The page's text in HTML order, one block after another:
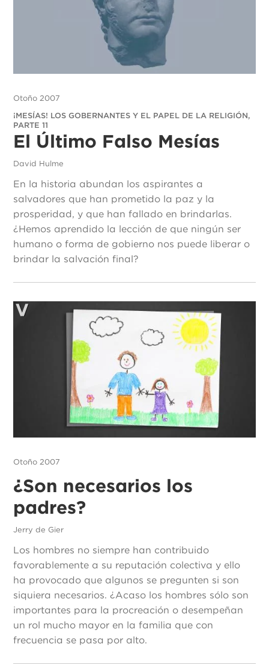
Otoño 2007
¡MESÍAS! LOS GOBERNANTES Y EL PAPEL DE LA RELIGIÓN,
PARTE 11
El Último Falso Mesías
David Hulme
En la historia abundan los aspirantes a
salvadores que han prometido la paz y la
prosperidad, y que han fallado en brindarlas.
¿Hemos aprendido la lección de que ningún ser
humano o forma de gobierno nos puede liberar o
brindar la salvación final?
Otoño 2007
¿Son necesarios los
padres?
Jerry de Gier
Los hombres no siempre han contribuido
favorablemente a su reputación colectiva y ello
ha provocado que algunos se pregunten si son
siquiera necesarios. ¿Acaso los hombres sólo son
importantes para la procreación o desempeñan
un rol mucho mayor en la familia que con
frecuencia se pasa por alto.